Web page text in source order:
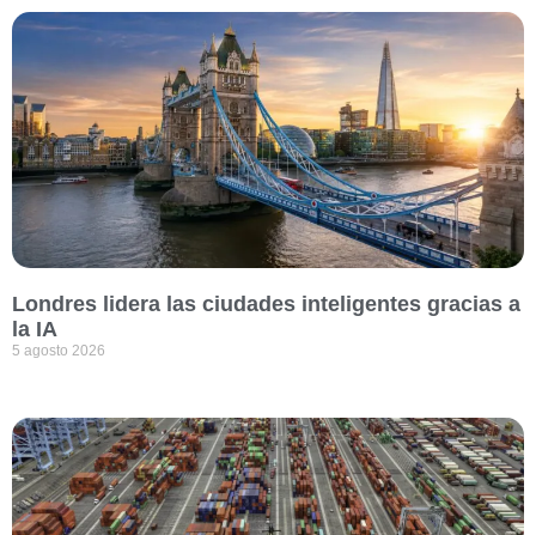
Londres lidera las ciudades inteligentes gracias a
la IA
5 agosto 2026